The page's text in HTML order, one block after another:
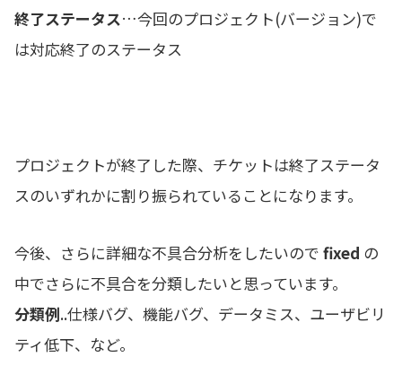
終了ステータス…今回のプロジェクト(バージョン)で
は対応終了のステータス
プロジェクトが終了した際、チケットは終了ステータ
スのいずれかに割り振られていることになります。
今後、さらに詳細な不具合分析をしたいので fixed の
中でさらに不具合を分類したいと思っています。
分類例..仕様バグ、機能バグ、データミス、ユーザビリ
ティ低下、など。